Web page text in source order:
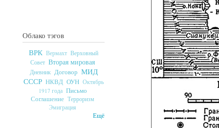
Облако тэгов
ВРК Вермахт Верховный
Совет Вторая мировая
Дневник Договор МИД
СССР НКВД ОУН Октябрь
1917 года Письмо
Соглашение Терроризм
Эмиграция
Ещё